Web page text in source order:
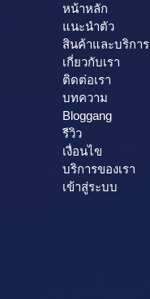
หน้าหลัก
แนะนำตัว
สินค้าและบริการ
เกี่ยวกับเรา
ติดต่อเรา
บทความ
Bloggang
รีวิว
เงื่อนไข
บริการของเรา
เข้าสู่ระบบ